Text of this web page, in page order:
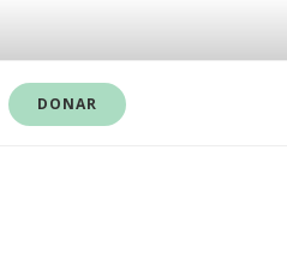
DONAR